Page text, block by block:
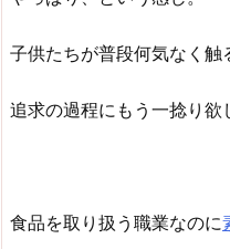
子供たちが普段何気なく触
追求の過程にもう一捻り欲
食品を取り扱う職業なのに